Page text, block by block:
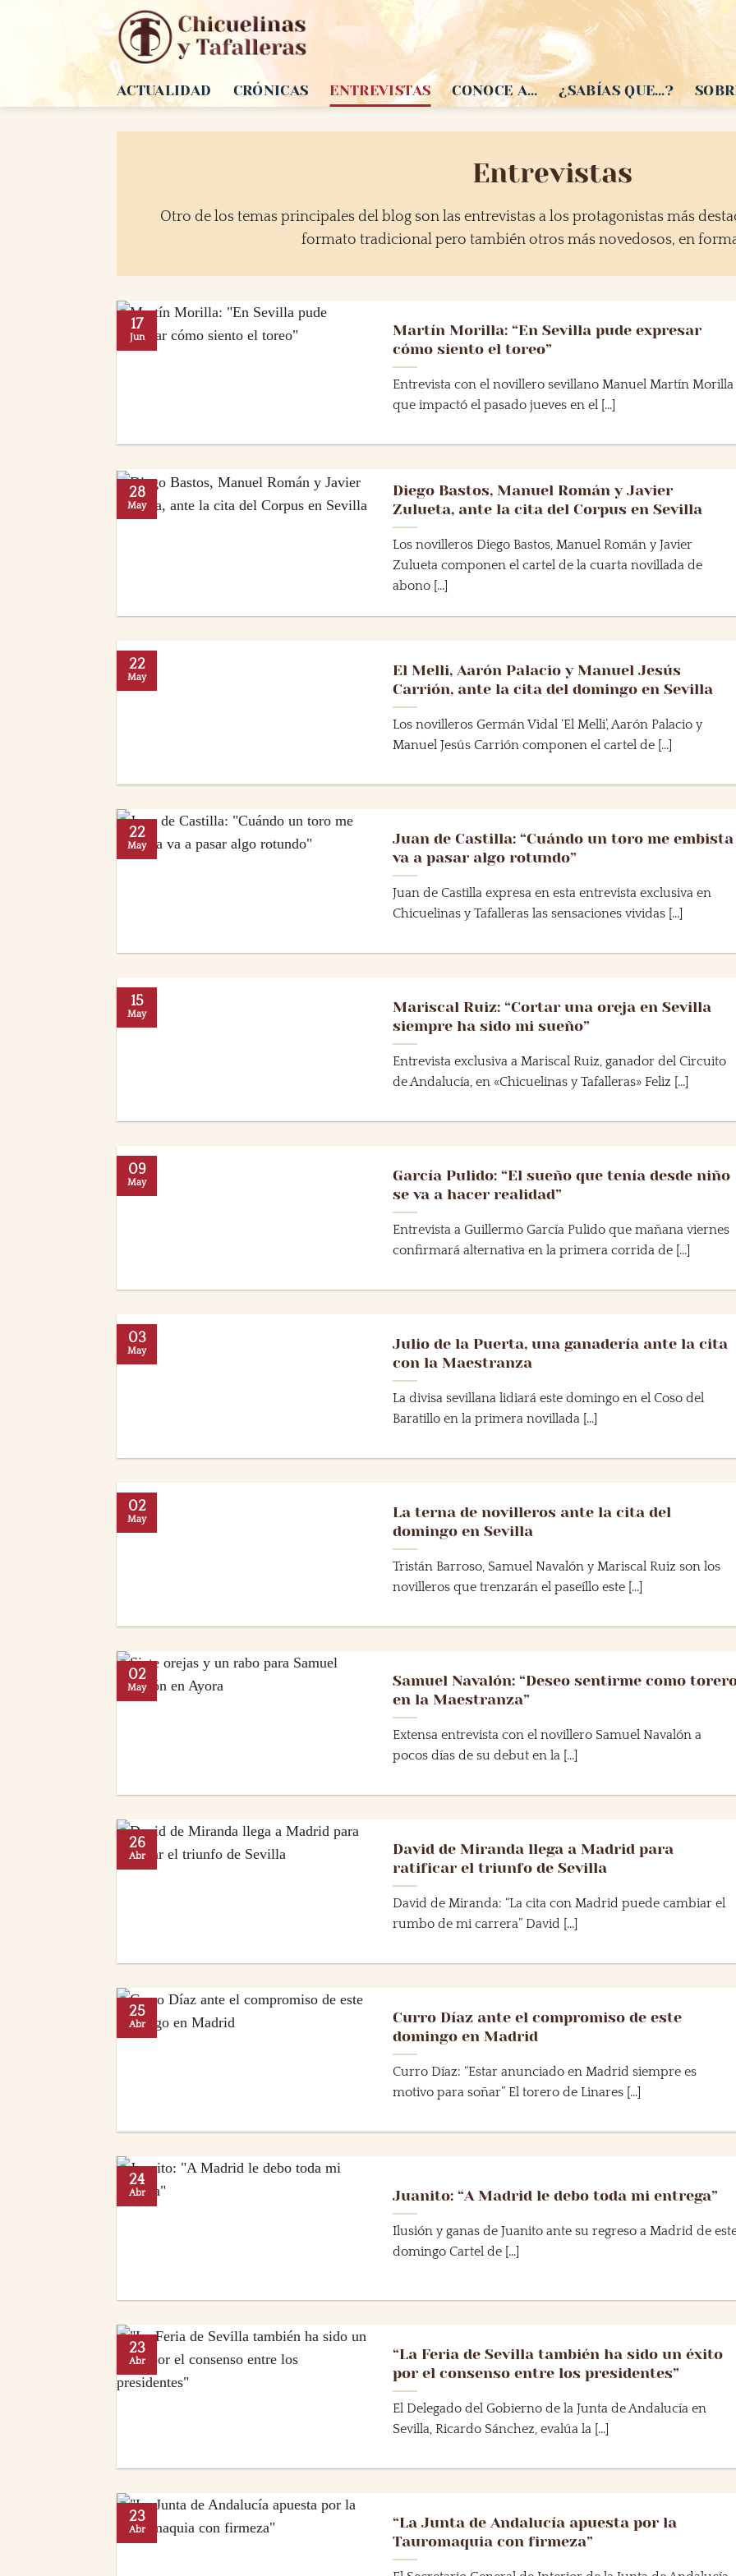
ACTUALIDAD
CRÓNICAS ENTREVISTAS CONOCE A… ¿SABÍAS QUE…?
Entrevistas
Otro de los temas principales del blog son las entrevistas a los protagonistas más
formato tradicional pero también otros más novedosos, en
Martín Morilla: “En Sevilla pude expresar
cómo siento el toreo”
Entrevista con el novillero sevillano Manuel Martín Morilla
que impactó el pasado jueves en el [...]
17
Jun
Diego Bastos, Manuel Román y Javier
Zulueta, ante la cita del Corpus en Sevilla
Los novilleros Diego Bastos, Manuel Román y Javier
Zulueta componen el cartel de la cuarta novillada de
abono [...]
28
May
El Melli, Aarón Palacio y Manuel Jesús
Carrión, ante la cita del domingo en Sevilla
Los novilleros Germán Vidal ‘El Melli’, Aarón Palacio y
Manuel Jesús Carrión componen el cartel de [...]
22
May
Juan de Castilla: “Cuándo un toro me embista
va a pasar algo rotundo”
Juan de Castilla expresa en esta entrevista exclusiva en
Chicuelinas y Tafalleras las sensaciones vividas [...]
22
May
Mariscal Ruiz: “Cortar una oreja en Sevilla
siempre ha sido mi sueño”
Entrevista exclusiva a Mariscal Ruiz, ganador del Circuito
de Andalucía, en «Chicuelinas y Tafalleras» Feliz [...]
15
May
García Pulido: “El sueño que tenía desde niño
se va a hacer realidad”
Entrevista a Guillermo García Pulido que mañana viernes
confirmará alternativa en la primera corrida de [...]
09
May
Julio de la Puerta, una ganadería ante la cita
con la Maestranza
La divisa sevillana lidiará este domingo en el Coso del
Baratillo en la primera novillada [...]
03
May
La terna de novilleros ante la cita del
domingo en Sevilla
Tristán Barroso, Samuel Navalón y Mariscal Ruiz son los
novilleros que trenzarán el paseíllo este [...]
02
May
Samuel Navalón: “Deseo sentirme como
en la Maestranza”
Extensa entrevista con el novillero Samuel Navalón a
pocos días de su debut en la [...]
02
May
David de Miranda llega a Madrid para
ratificar el triunfo de Sevilla
David de Miranda: “La cita con Madrid puede cambiar el
rumbo de mi carrera” David [...]
26
Abr
Curro Díaz ante el compromiso de este
domingo en Madrid
Curro Díaz: “Estar anunciado en Madrid siempre es
motivo para soñar” El torero de Linares [...]
25
Abr
Juanito: “A Madrid le debo toda mi entrega”
Ilusión y ganas de Juanito ante su regreso a Madrid de
domingo Cartel de [...]
24
Abr
“La Feria de Sevilla también ha sido un éxito
por el consenso entre los presidentes”
El Delegado del Gobierno de la Junta de Andalucía en
Sevilla, Ricardo Sánchez, evalúa la [...]
23
Abr
“La Junta de Andalucía apuesta por la
Tauromaquia con firmeza”
23
Abr